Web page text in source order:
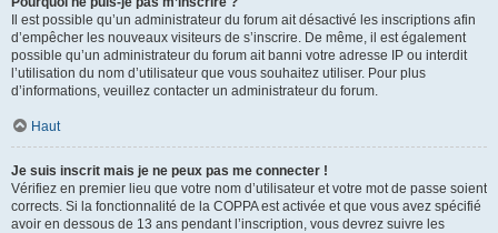
Il est possible qu’un administrateur du forum ait désactivé les inscriptions afin
d’empêcher les nouveaux visiteurs de s’inscrire. De même, il est également
possible qu’un administrateur du forum ait banni votre adresse IP ou interdit
l’utilisation du nom d’utilisateur que vous souhaitez utiliser. Pour plus
d’informations, veuillez contacter un administrateur du forum.
Haut
Je suis inscrit mais je ne peux pas me connecter !
Vérifiez en premier lieu que votre nom d’utilisateur et votre mot de passe soient
corrects. Si la fonctionnalité de la COPPA est activée et que vous avez spécifié
avoir en dessous de 13 ans pendant l’inscription, vous devrez suivre les